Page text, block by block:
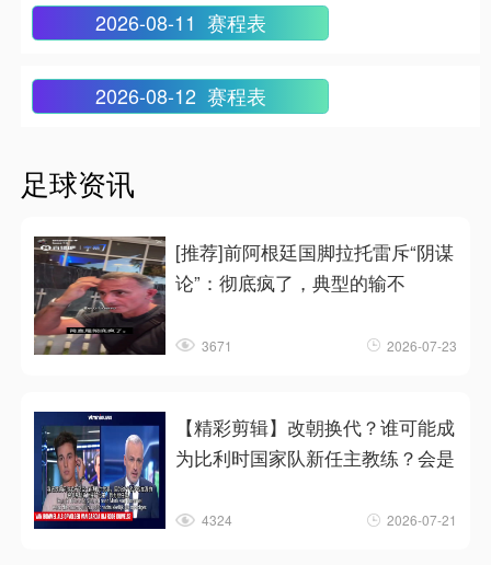
2026-08-11 赛程表
2026-08-12 赛程表
足球资讯
[推荐]前阿根廷国脚拉托雷斥“阴谋
论”：彻底疯了，典型的输不
3671 2026-07-23
【精彩剪辑】改朝换代？谁可能成
为比利时国家队新任主教练？会是
4324 2026-07-21